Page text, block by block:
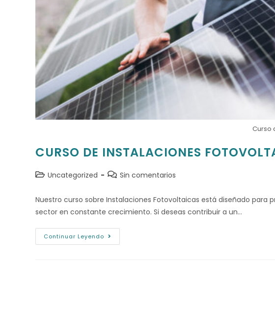
Curso
CURSO DE INSTALACIONES
Uncategorized Sin comentarios
Nuestro curso sobre Instalaciones Fotovoltaicas está diseñado
sector en constante crecimiento. Si deseas contribuir a un…
Continuar Leyendo